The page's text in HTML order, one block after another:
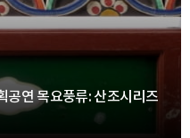
공연 목요풍류: 산조시리즈